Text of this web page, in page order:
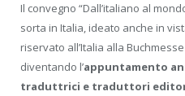
Il convegno “Dall’italiano al
sorta in Italia, ideato anche in
riservato all’Italia alla
diventando l’appuntamento
traduttrici e traduttori